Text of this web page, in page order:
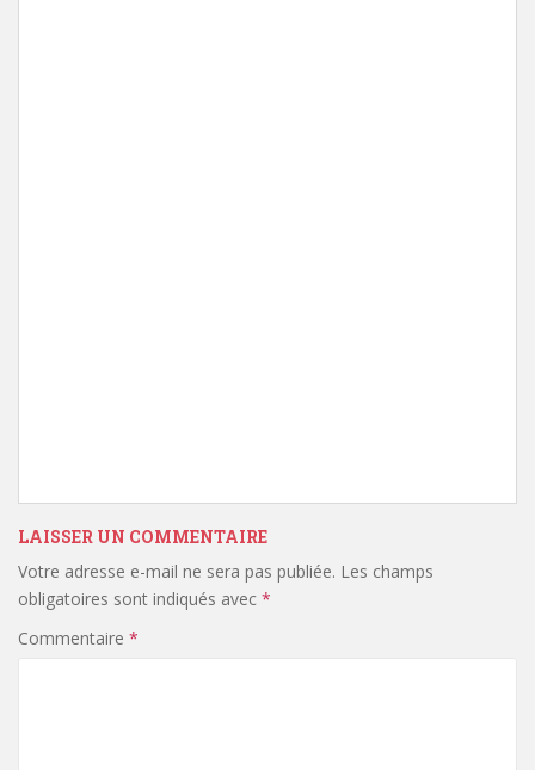
LAISSER UN COMMENTAIRE
Votre adresse e-mail ne sera pas publiée. Les champs
obligatoires sont indiqués avec *
Commentaire *